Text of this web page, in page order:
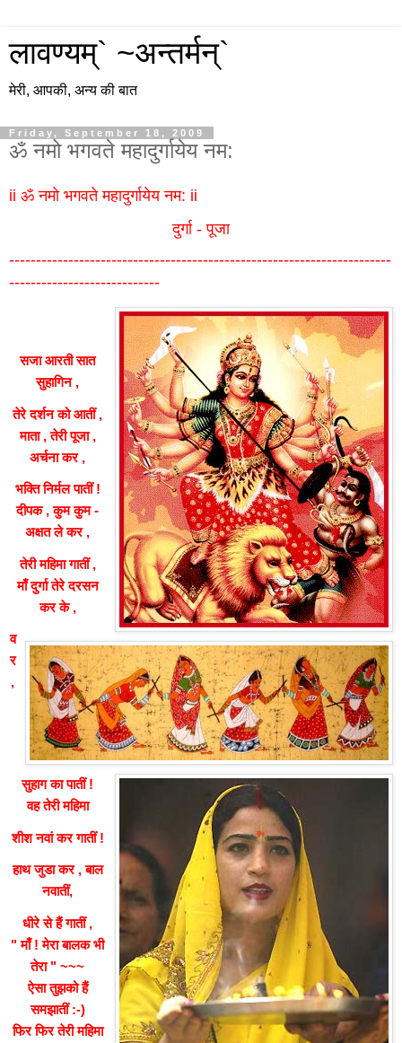
लावण्यम्` ~अन्तर्मन्`
मेरी, आपकी, अन्य की बात
Friday, September 18, 2009
ॐ नमो भगवते महादुर्गायेय नम:
ii ॐ नमो भगवते महादुर्गायेय नम: ii
दुर्गा - पूजा
-----------------------------------------------------------------------
----------------------------
सजा आरती सात
सुहागिन ,
तेरे दर्शन को आतीं ,
माता , तेरी पूजा ,
अर्चना कर ,
भक्ति निर्मल पातीं !
दीपक , कुम कुम -
अक्षत ले कर ,
तेरी महिमा गातीं ,
माँ दुर्गा तेरे दरसन
कर के ,
व
र
,
सुहाग का पातीं !
वह तेरी महिमा
शीश नवां कर गातीं !
हाथ जुडा कर , बाल
नवातीं,
धीरे से हैं गातीं ,
" माँ ! मेरा बालक भी
तेरा " ~~~
ऐसा तुझको हैं
समझातीं :-)
फिर फिर तेरी महिमा